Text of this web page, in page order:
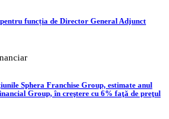
funcția de Director General Adjunct
Sphera Franchise Group, estimate anul
Group, în creştere cu 6% faţă de preţul